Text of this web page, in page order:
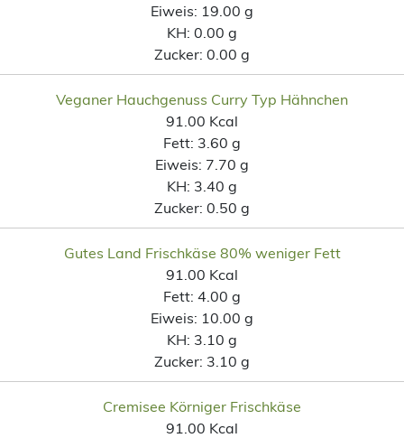
Eiweis: 19.00 g
KH: 0.00 g
Zucker: 0.00 g
Veganer Hauchgenuss Curry Typ Hähnchen
91.00 Kcal
Fett: 3.60 g
Eiweis: 7.70 g
KH: 3.40 g
Zucker: 0.50 g
Gutes Land Frischkäse 80% weniger Fett
91.00 Kcal
Fett: 4.00 g
Eiweis: 10.00 g
KH: 3.10 g
Zucker: 3.10 g
Cremisee Körniger Frischkäse
91.00 Kcal